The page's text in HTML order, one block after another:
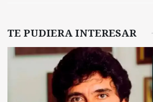
TE PUDIERA INTERESAR